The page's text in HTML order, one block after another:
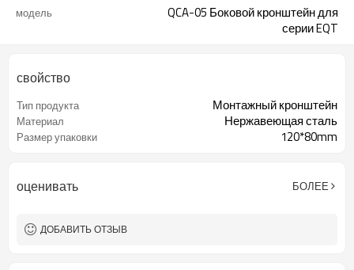
модель
QCA-05 Боковой кронштейн для
серии EQT
свойство
Тип продукта Монтажный кронштейн
Материал Нержавеющая сталь
Размер упаковки 120*80mm
оценивать БОЛЕЕ
ДОБАВИТЬ ОТЗЫВ